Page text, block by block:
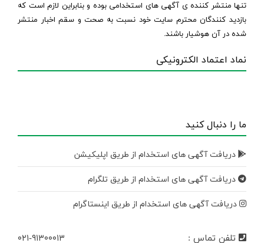
تنها منتشر کننده ی آگهی های استخدامی بوده و بنابراین لازم است که
بازدید کنندگان محترم سایت خود نسبت به صحت و سقم اخبار منتشر
شده در آن هوشیار باشند.
نماد اعتماد الکترونیکی
ما را دنبال کنید
دریافت آگهی های استخدام از طریق اپلیکیشن
دریافت آگهی های استخدام از طریق تلگرام
دریافت آگهی های استخدام از طریق اینستاگرام
تلفن تماس : ۰۲۱-۹۱۳۰۰۰۱۳